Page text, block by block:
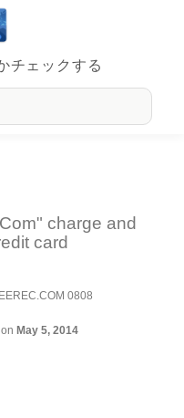
チェックする
charge and
card
0808
May 5, 2014